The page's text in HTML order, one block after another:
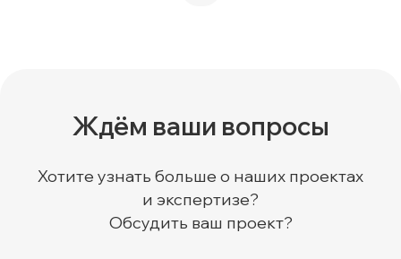
Ждём ваши вопросы
Хотите узнать больше о наших проектах
и экспертизе?
Обсудить ваш проект?